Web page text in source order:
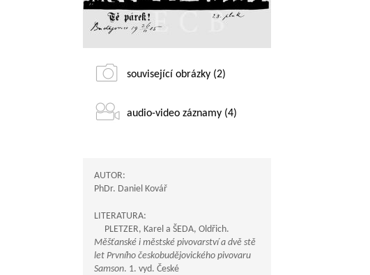
související obrázky (2)
audio-video záznamy (4)
AUTOR:
PhDr. Daniel Kovář
LITERATURA:
PLETZER, Karel a ŠEDA, Oldřich.
Měšťanské i městské pivovarství a dvě stě
let Prvního českobudějovického pivovaru
Samson. 1. vyd. České